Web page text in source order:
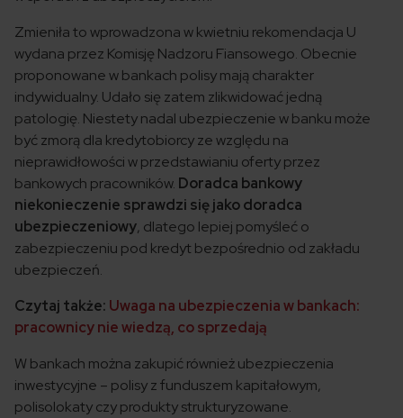
Zmieniła to wprowadzona w kwietniu rekomendacja U
wydana przez Komisję Nadzoru Fiansowego. Obecnie
proponowane w bankach polisy mają charakter
indywidualny. Udało się zatem zlikwidować jedną
patologię. Niestety nadal ubezpieczenie w banku może
być zmorą dla kredytobiorcy ze względu na
nieprawidłowości w przedstawianiu oferty przez
bankowych pracowników. Doradca bankowy
niekonieczenie sprawdzi się jako doradca
ubezpieczeniowy, dlatego lepiej pomyśleć o
zabezpieczeniu pod kredyt bezpośrednio od zakładu
ubezpieczeń.
Czytaj także: Uwaga na ubezpieczenia w bankach:
pracownicy nie wiedzą, co sprzedają
W bankach można zakupić również ubezpieczenia
inwestycyjne – polisy z funduszem kapitałowym,
polisolokaty czy produkty strukturyzowane.